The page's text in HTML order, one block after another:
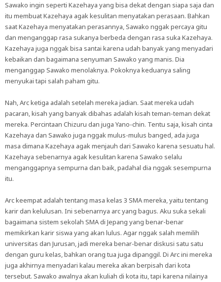
Sawako ingin seperti Kazehaya yang bisa dekat dengan siapa saja dan
itu membuat Kazehaya agak kesulitan menyatakan perasaan. Bahkan
saat Kazehaya menyatakan perasannya, Sawako nggak percaya gitu
dan menganggap rasa sukanya berbeda dengan rasa suka Kazehaya.
Kazehaya juga nggak bisa santai karena udah banyak yang menyadari
kebaikan dan bagaimana senyuman Sawako yang manis. Dia
menganggap Sawako menolaknya. Pokoknya keduanya saling
menyukai tapi salah paham gitu.
Nah, Arc ketiga adalah setelah mereka jadian. Saat mereka udah
pacaran, kisah yang banyak dibahas adalah kisah teman-teman dekat
mereka. Percintaan Chizuru dan juga Yano-chin. Tentu saja, kisah cinta
Kazehaya dan Sawako juga nggak mulus-mulus banged, ada juga
masa dimana Kazehaya agak menjauh dari Sawako karena sesuatu hal.
Kazehaya sebenarnya agak kesulitan karena Sawako selalu
menganggapnya sempurna dan baik, padahal dia nggak sesempurna
itu.
Arc keempat adalah tentang masa kelas 3 SMA mereka, yaitu tentang
karir dan kelulusan. Ini sebenarnya arc yang bagus. Aku suka sekali
bagaimana sistem sekolah SMA di Jepang yang benar-benar
memikirkan karir siswa yang akan lulus. Agar nggak salah memilih
universitas dan Jurusan, jadi mereka benar-benar diskusi satu satu
dengan guru kelas, bahkan orang tua juga dipanggil. Di Arc ini mereka
juga akhirnya menyadari kalau mereka akan berpisah dari kota
tersebut. Sawako awalnya akan kuliah di kota itu, tapi karena nilainya